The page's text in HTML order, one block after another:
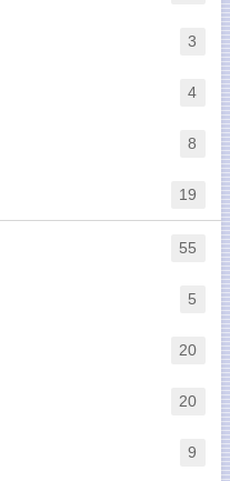
3
4
8
19
55
5
20
20
9